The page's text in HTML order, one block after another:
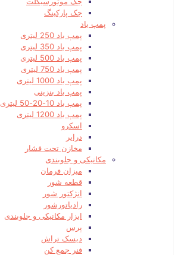
جک پارکینگ
پمپ باد
پمپ باد 250 لیتری
پمپ باد 350 لیتری
پمپ باد 500 لیتری
پمپ باد 750 لیتری
پمپ باد 1000 لیتری
پمپ باد بنزینی
پمپ باد 10-20-50 لیتری
پمپ باد 1200 لیتری
اسکرو
درایر
مخازن تحت فشار
مکانیکی و جلوبندی
میزان فرمان
قطعه شور
انژکتور شور
رادیاتورشور
ابزار مکانیکی و جلوبندی
پرس
دیسک تراش
فنر جمع کن